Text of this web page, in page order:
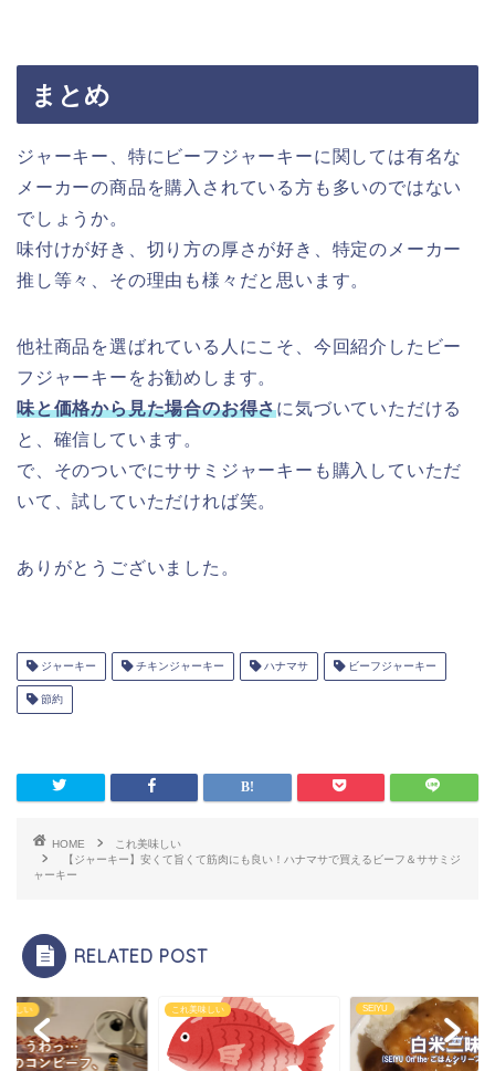
まとめ
ジャーキー、特にビーフジャーキーに関しては有名な
メーカーの商品を購入されている方も多いのではない
でしょうか。
味付けが好き、切り方の厚さが好き、特定のメーカー
推し等々、その理由も様々だと思います。
他社商品を選ばれている人にこそ、今回紹介したビー
フジャーキーをお勧めします。
味と価格から見た場合のお得さに気づいていただける
と、確信しています。
で、そのついでにササミジャーキーも購入していただ
いて、試していただければ笑。
ありがとうございました。
ジャーキー チキンジャーキー ハナマサ ビーフジャーキー
節約
HOME
これ美味しい
【ジャーキー】安くて旨くて筋肉にも良い！ハナマサで買えるビーフ＆ササミジ
ャーキー
RELATED POST
味しい これ美味しい SEIYU